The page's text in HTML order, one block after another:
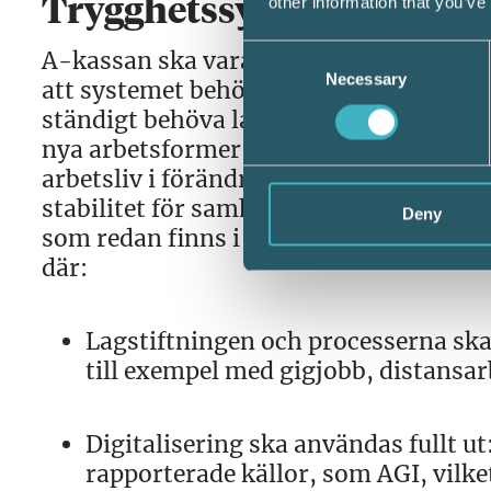
Consent
Necessary
Deny
Trygghetssystem som
A-kassan ska vara långsiktigt hållbar,
att systemet behöver vara robust nog
ständigt behöva lappas och lagas. I
nya arbetsformer uppstår, krävs en
arbetsliv i förändring med fler
stabilitet för samhället. Det är också
som redan finns i samhället och att
där:
Lagstiftningen och processerna
till exempel med gigjobb,
Digitalisering ska användas fullt
rapporterade källor, som AGI,